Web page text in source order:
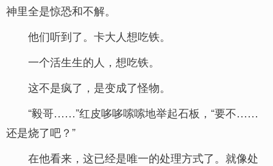
神里全是惊恐和不解。
他们听到了。卡大人想吃铁。
一个活生生的人，想吃铁。
这不是疯了，是变成了怪物。
“毅哥……”红皮哆哆嗦嗦地举起石板，“要不……
还是烧了吧？”
在他看来，这已经是唯一的处理方式了。就像处